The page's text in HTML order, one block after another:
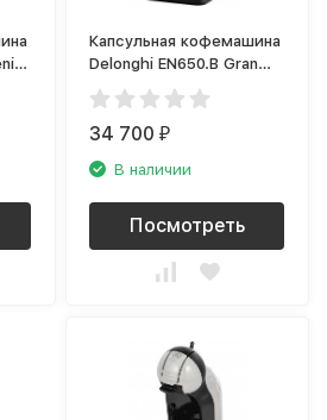
Капсульная кофемашина
Delonghi EN650.B Gran
Lattissima
34 700₽
В наличии
Посмотреть